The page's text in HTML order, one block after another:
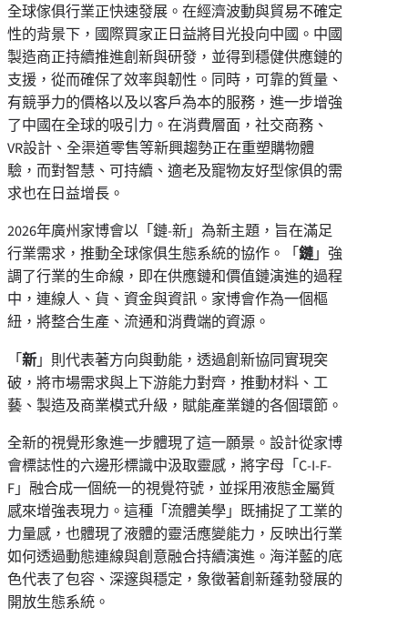
全球傢俱行業正快速發展。在經濟波動與貿易不確定
性的背景下，國際買家正日益將目光投向中國。中國
製造商正持續推進創新與研發，並得到穩健供應鏈的
支援，從而確保了效率與韌性。同時，可靠的質量、
有競爭力的價格以及以客戶為本的服務，進一步增強
了中國在全球的吸引力。在消費層面，社交商務、
VR設計、全渠道零售等新興趨勢正在重塑購物體
驗，而對智慧、可持續、適老及寵物友好型傢俱的需
求也在日益增長。
2026年廣州家博會以「鏈-新」為新主題，旨在滿足
行業需求，推動全球傢俱生態系統的協作。「鏈」強
調了行業的生命線，即在供應鏈和價值鏈演進的過程
中，連線人、貨、資金與資訊。家博會作為一個樞
紐，將整合生產、流通和消費端的資源。
「新」則代表著方向與動能，透過創新協同實現突
破，將市場需求與上下游能力對齊，推動材料、工
藝、製造及商業模式升級，賦能產業鏈的各個環節。
全新的視覺形象進一步體現了這一願景。設計從家博
會標誌性的六邊形標識中汲取靈感，將字母「C-I-F-
F」融合成一個統一的視覺符號，並採用液態金屬質
感來增強表現力。這種「流體美學」既捕捉了工業的
力量感，也體現了液體的靈活應變能力，反映出行業
如何透過動態連線與創意融合持續演進。海洋藍的底
色代表了包容、深邃與穩定，象徵著創新蓬勃發展的
開放生態系統。